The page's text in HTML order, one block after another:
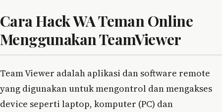
Cara Hack WA Teman Online
Menggunakan TeamViewer
Team Viewer adalah aplikasi dan software remote
yang digunakan untuk mengontrol dan mengakses
device seperti laptop, komputer (PC) dan